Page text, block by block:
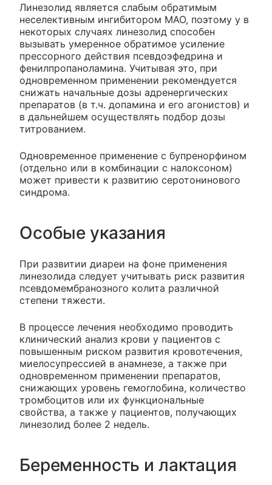
Линезолид является слабым обратимым
неселективным ингибитором МАО, поэтому у в
некоторых случаях линезолид способен
вызывать умеренное обратимое усиление
прессорного действия псевдоэфедрина и
фенилпропаноламина. Учитывая это, при
одновременном применении рекомендуется
снижать начальные дозы адренергических
препаратов (в т.ч. допамина и его агонистов) и
в дальнейшем осуществлять подбор дозы
титрованием.
Одновременное применение с бупренорфином
(отдельно или в комбинации с налоксоном)
может привести к развитию серотонинового
синдрома.
Особые указания
При развитии диареи на фоне применения
линезолида следует учитывать риск развития
псевдомембранозного колита различной
степени тяжести.
В процессе лечения необходимо проводить
клинический анализ крови у пациентов с
повышенным риском развития кровотечения,
миелосупрессией в анамнезе, а также при
одновременном применении препаратов,
снижающих уровень гемоглобина, количество
тромбоцитов или их функциональные
свойства, а также у пациентов, получающих
линезолид более 2 недель.
Беременность и лактация